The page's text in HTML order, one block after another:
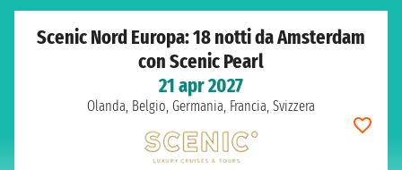
Scenic Nord Europa: 18 notti da Amsterdam
con Scenic Pearl
21 apr 2027
Olanda, Belgio, Germania, Francia, Svizzera